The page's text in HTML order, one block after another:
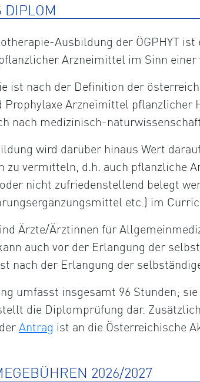
DIPLOM
Ausbildung der ÖGPHYT
Arzneimittel im Sinn
ist nach der Definition der
Prophylaxe Arzneimittel pflanzlicher
nach medizinisch-
wird darüber hinaus Wert
zu vermitteln, d.h. auch pflanzliche
nicht zufriedenstellend belegt
etc.) im
Ärzte/Ärztinnen für
auch vor der Erlangung der
nach der Erlangung der
umfasst insgesamt 96 Stunden;
die Diplomprüfung dar.
Antrag ist an die Österreichische
2026/2027